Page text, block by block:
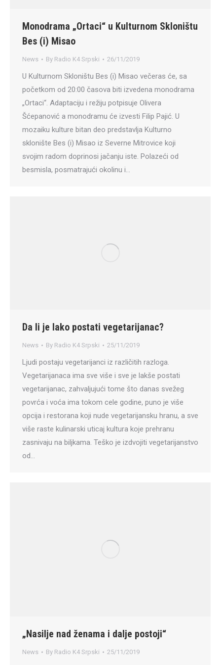
Monodrama „Ortaci“ u Kulturnom Skloništu
Bes (i) Misao
News By Radio K4 Srpski 26/11/2019
U Kulturnom Skloništu Bes (i) Misao večeras će, sa
početkom od 20:00 časova biti izvedena monodrama
„Ortaci“. Adaptaciju i režiju potpisuje Olivera
Šćepanović a monodramu će izvesti Filip Pajić. U
mozaiku kulture bitan deo predstavlja Kulturno
sklonište Bes (i) Misao iz Severne Mitrovice koji
svojim radom doprinosi jačanju iste. Polazeći od
besmisla, posmatrajući okolinu i…
Da li je lako postati vegetarijanac?
News By Radio K4 Srpski 25/11/2019
Ljudi postaju vegetarijanci iz različitih razloga.
Vegetarijanaca ima sve više i sve je lakše postati
vegetarijanac, zahvaljujući tome što danas svežeg
povrća i voća ima tokom cele godine, puno je više
opcija i restorana koji nude vegetarijansku hranu, a sve
više raste kulinarski uticaj kultura koje prehranu
zasnivaju na biljkama. Teško je izdvojiti vegetarijanstvo
od…
„Nasilje nad ženama i dalje postoji“
News By Radio K4 Srpski 25/11/2019